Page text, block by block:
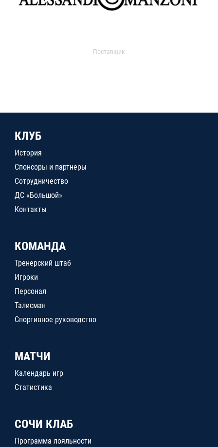
Поставщик
КЛУБ
История
Спонсоры и партнеры
Сотрудничество
ДС «Большой»
Контакты
КОМАНДА
Тренерский штаб
Игроки
Персонал
Талисман
Спортивное руководство
МАТЧИ
Календарь игр
Статистика
СОЧИ КЛАБ
Программа лояльности